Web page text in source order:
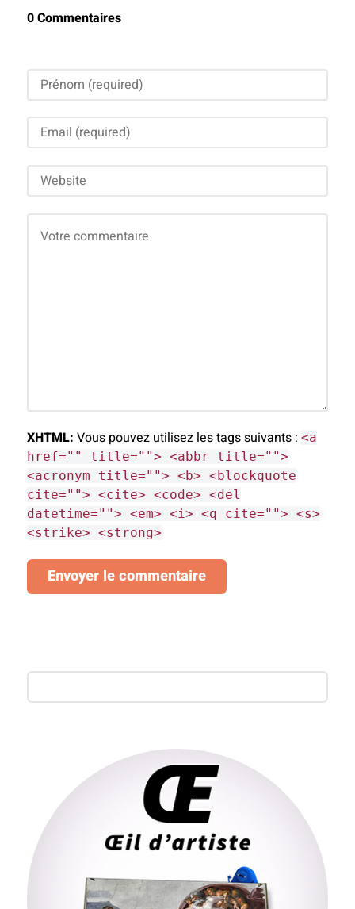
0 Commentaires
XHTML: Vous pouvez utilisez les tags suivants : <a
href="" title=""> <abbr title="">
<acronym title=""> <b> <blockquote
cite=""> <cite> <code> <del
datetime=""> <em> <i> <q cite=""> <s>
<strike> <strong>